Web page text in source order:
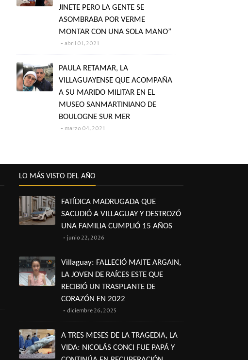
JINETE PERO LA GENTE SE
ASOMBRABA POR VERME
MONTAR CON UNA SOLA MANO”
abril 01, 2021
PAULA RETAMAR, LA
VILLAGUAYENSE QUE ACOMPAÑA
A SU MARIDO MILITAR EN EL
MUSEO SANMARTINIANO DE
BOULOGNE SUR MER
marzo 04, 2021
LO MÁS VISTO DEL AÑO
FATÍDICA MADRUGADA QUE
SACUDIÓ A VILLAGUAY Y DESTROZÓ
UNA FAMILIA CUMPLIÓ 15 AÑOS
junio 22, 2026
Villaguay: FALLECIÓ MAITE ARGAIN,
LA JOVEN DE RAÍCES ESTE QUE
RECIBIÓ UN TRASPLANTE DE
CORAZÓN EN 2022
diciembre 26, 2025
A TRES MESES DE LA TRAGEDIA, LA
VIDA: NICOLÁS CONCI FUE PAPÁ Y